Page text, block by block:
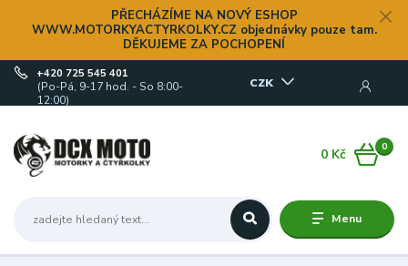
PŘECHÁZÍME NA NOVÝ ESHOP
WWW.MOTORKYACTYRKOLKY.CZ objednávky pouze tam.
DĚKUJEME ZA POCHOPENÍ
Menu
CZK
+420 725 545 401
(Po-Pá, 9-17 hod. - So 8:00-
12:00)
0
0 Kč